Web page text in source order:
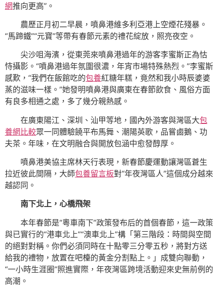
網推向更高”。
農歷正月初二早晨，噴鼻港維多利亞港上空煙花殘暴。
“馬蹄鐵”“元寶”等帶有春節元素的禮花綻放，照亮夜空。
尖沙咀海濱，從東莞來噴鼻港過年的游客李蜜斯正為怙
恃攝影。“噴鼻港過年氛圍很濃，年宵市場特殊熱烈。”李蜜斯
感歎，“我們在飯館吃的包養紅糖年糕，竟然和我小時辰婆婆
蒸的滋味一樣。”她發明噴鼻港與廣東在春節飲食、風俗方面
有良多相通之處，多了幾分親熱感。
在廣東陽江、深圳、汕甲等地，國內外游客與灣區大包
養網比較眾一同體驗饒平布馬舞、潮陽英歌，品嘗鹵鵝、功
夫茶。年味，在文明融合與開放包涵中愈發醇厚。
噴鼻港美協主席林天行表現，新春節慶運動讓灣區蒼生
拉近彼此間隔，大師包養留言板對“年夜灣區人”這個成分越來
越認同。
南下北上，心橋飛架
本年春節是“粵車南下”政策發布后的首個春節，這一政策
與已實行的“港車北上”“澳車北上”構「第三階段：時間與空間
的絕對對稱。你們必須同時在十點零三分零五秒，將對方送
給我的禮物，放置在吧檯的黃金分割點上。」成雙向聯動，
“一小時生涯圈”照進實際，年夜灣區跨境活動迎來史無前例的
高潮。